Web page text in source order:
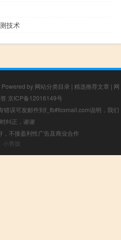
技术
Powered by 网站分类目录 | 精选推荐文章 | 网
京ICP备12016149号
错误可发邮件到f_fb#foxmail.com说明，我们
纠正，谢谢
，不接盈利性广告及商业合作
小男孩